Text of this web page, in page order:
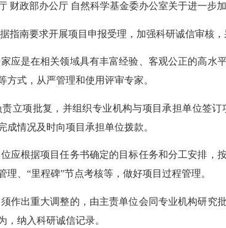
财政部办公厅 自然科学基金委办公室关于进一步
南要求开展项目申报受理，加强科研诚信审核，
是在相关领域具有丰富经验、客观公正的高水
方式，从严管理和使用评审专家。
项批复，并组织专业机构与项目承担单位签订
成情况及时向项目承担单位拨款。
根据项目任务书确定的目标任务和分工安排，
理、“里程碑”节点考核等，做好项目过程管理。
出重大调整的，由主责单位会同专业机构研究
，纳入科研诚信记录。